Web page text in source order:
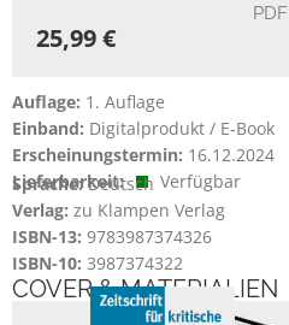
PDF
25,99 €
Auflage: 1. Auflage
Einband: Digitalprodukt / E-Book
Erscheinungstermin: 16.12.2024
Lieferbarkeit:
Verfügbar
Sprache:Deutsch
Verlag: zu Klampen Verlag
ISBN-13: 9783987374326
ISBN-10: 3987374322
COVER & MATERIALIEN